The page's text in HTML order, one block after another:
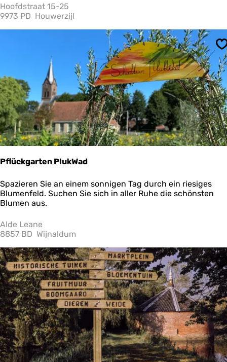
e
e
a
Hoofdstraat 15-25
9973 PD Houwerzijl
Pflückgarten PlukWad
P
f
l
c
k
a
r
t
e
n
P
l
u
k
W
a
d
Spazieren Sie an einem sonnigen Tag durch ein riesiges
Blumenfeld. Suchen Sie sich in aller Ruhe die schönsten
Blumen aus.
Alde Leane
8857 BD Wijnaldum